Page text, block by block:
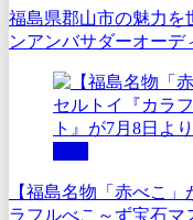
福島県郡山市の魅力を
ンアンバサダーオーデ
体験
【福島名物「赤べこ
ラフルべこ～ず宝石マ